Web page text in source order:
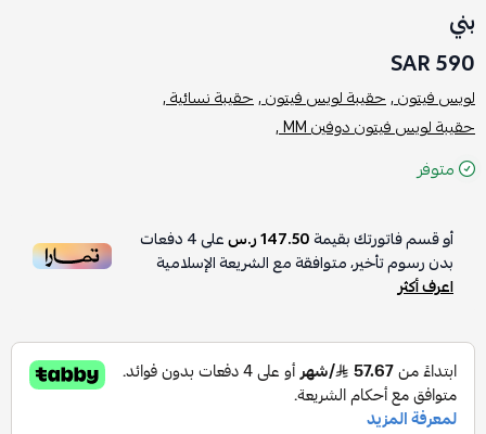
بني
590 SAR
لويس فيتون ,حقيبة لويس فيتون ,حقيبة نسائية ,
حقيبة لويس فيتون دوفين MM ,
متوفر
أو قسم فاتورتك بقيمة147.50 ر.س على4دفعات
بدون رسوم تأخير، متوافقة مع الشريعة الإسلامية
اعرف أكثر